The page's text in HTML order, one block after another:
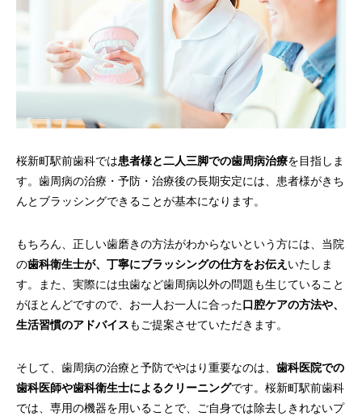
桜新町駅前歯科では患者様と二人三脚での歯周病治療を目指しま
す。歯周病の治療・予防・治療後の長期安定には、患者様がきち
んとブラッシングできることが基本になります。
もちろん、正しい歯磨きの方法がわからないという方には、当院
の歯科衛生士が、丁寧にブラッシングの仕方をお伝え いたしま
す。また、実際には虫歯など歯周病以外の問題も生じていること
がほとんどですので、お一人お一人に合った 口腔ケアの方法や、
生活習慣のアドバイス もご提案させていただきます。
そして、歯周病の治療と予防でやはり重要なのは、 歯科医院での
歯科医師や歯科衛生士によるクリーニングです。桜新町駅前歯科
では、専用の機器を用いることで、ご自身では除去しきれないプ